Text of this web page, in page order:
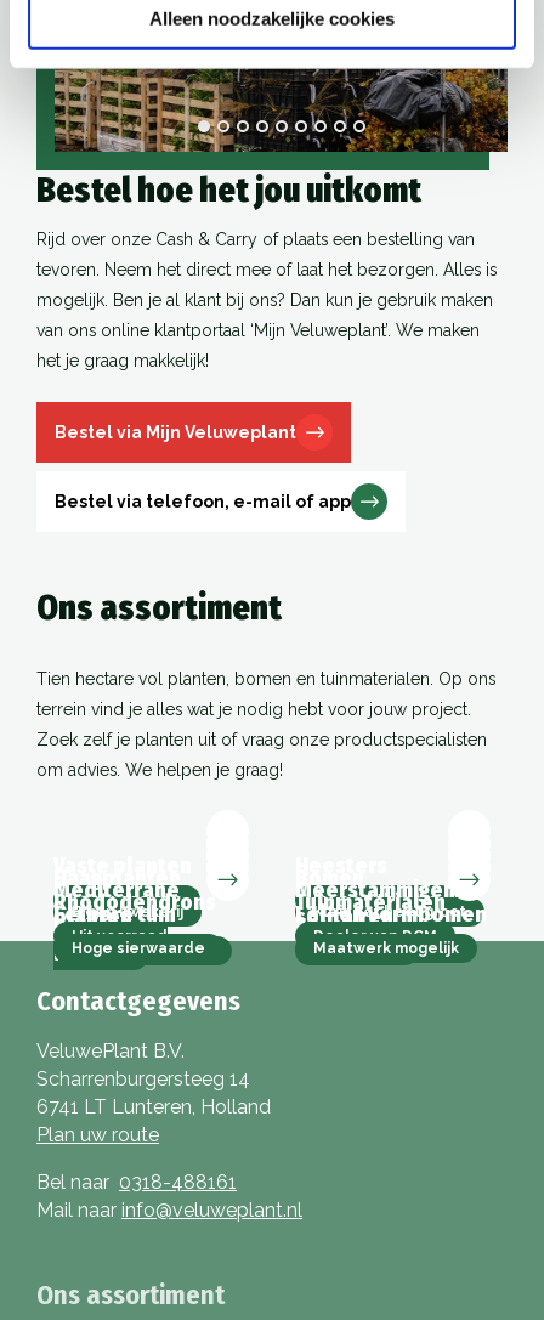
Alleen noodzakelijke cookies
Bestel hoe het jou uitkomt
Rijd over onze Cash & Carry of plaats een bestelling van
tevoren. Neem het direct mee of laat het bezorgen. Alles is
mogelijk. Ben je al klant bij ons? Dan kun je gebruik maken
van ons online klantportaal ‘Mijn Veluweplant’. We maken
het je graag makkelijk!
Bestel via Mijn Veluweplant
Bestel via telefoon, e-mail of app
Ons assortiment
Tien hectare vol planten, bomen en tuinmaterialen. Op ons
terrein vind je alles wat je nodig hebt voor jouw project.
Zoek zelf je planten uit of vraag onze productspecialisten
om advies. We helpen je graag!
1200+ soorten In- en uitheems
Eigen kwekerij Klein tot heel groot
Mediterrane
planten
Wekelijks aanvoer
Meerstammigen en
solitairen
Veel keuze
Rhododendrons
Uit voorraad
leverbaar
Tuinmaterialen
Dealer van DCM
Eetbare tuin
Hoge sierwaarde
Lei- en vormbomen
Maatwerk mogelijk
Contactgegevens
VeluwePlant B.V.
Scharrenburgersteeg 14
6741 LT Lunteren, Holland
Plan uw route
Bel naar 0318-488161
Mail naar info@veluweplant.nl
Ons assortiment